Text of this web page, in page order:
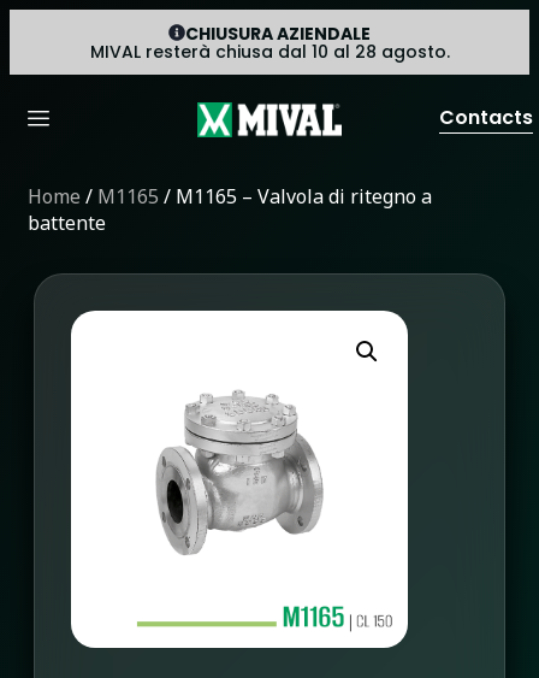
CHIUSURA AZIENDALE
MIVAL resterà chiusa dal 10 al 28 agosto.
Contacts
Home / M1165 / M1165 – Valvola di ritegno a
battente